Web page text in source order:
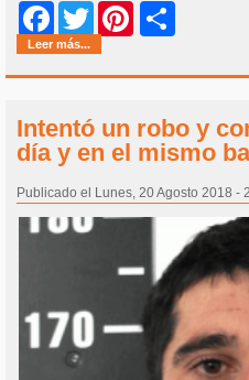
Facebook
Twitter Pinterest
Leer más...
Intentó un robo y
día y en el mismo
Publicado el Lunes, 20 Agosto 2018 -